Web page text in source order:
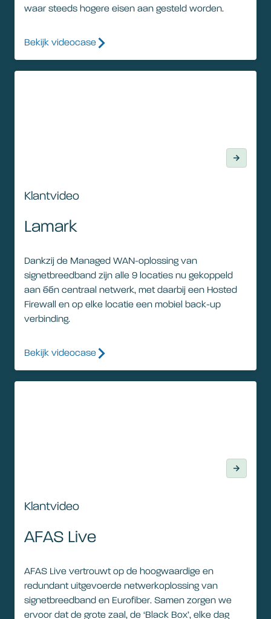
waar steeds hogere eisen aan gesteld worden.
Bekijk videocase
Klantvideo
Lamark
Dankzij de Managed WAN-oplossing van
signetbreedband zijn alle 9 locaties nu gekoppeld
aan één centraal netwerk, met daarbij een Hosted
Firewall en op elke locatie een mobiel back-up
verbinding.
Bekijk videocase
Klantvideo
AFAS Live
AFAS Live vertrouwt op de hoogwaardige en
redundant uitgevoerde netwerkoplossing van
signetbreedband en Eurofiber. Samen zorgen we
ervoor dat de grote zaal, de ‘Black Box’, elke dag